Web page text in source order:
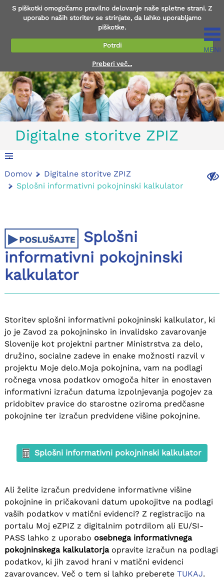
S piškotki omogočamo pravilno delovanje naše spletne strani. Z
uporabo naših storitev se strinjate, da lahko uporabljamo
piškotke.
Potrdi
Preberi več...
MENI
Digitalne storitve ZPIZ
.
.
Domov
Digitalne storitve ZPIZ
Splošni informativni pokojninski kalkulator
Splošni
informativni pokojninski
kalkulator
Storitev splošni informativni pokojninski kalkulator, ki
jo je Zavod za pokojninsko in invalidsko zavarovanje
Slovenije kot projektni partner Ministrstva za delo,
družino, socialne zadeve in enake možnosti razvil v
projektu Moje delo.Moja pokojnina, vam na podlagi
ročnega vnosa podatkov omogoča hiter in enostaven
informativni izračun datuma izpolnjevanja pogojev za
pridobitev pravice do starostne oziroma predčasne
pokojnine ter izračun predvidene višine pokojnine.
Splošni informativni pokojninski kalkulator
Ali želite izračun predvidene informativne višine
pokojnine in pričakovani datum upokojitve na podlagi
vaših podatkov v matični evidenci? Z registracijo na
portalu Moj eZPIZ z digitalnim potrdilom ali EU/SI-
PASS lahko z uporabo osebnega informativnega
pokojninskega kalkulatorjaopravite izračun na podlagi
podatkov, ki jih zavod hrani v matični evidenci
zavarovancev. Več o tem si lahko preberete TUKAJ.